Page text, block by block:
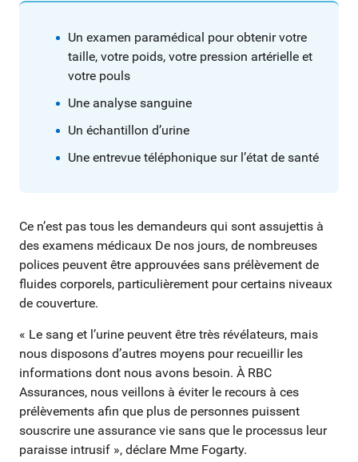
Un examen paramédical pour obtenir votre
taille, votre poids, votre pression artérielle et
votre pouls
Une analyse sanguine
Un échantillon d’urine
Une entrevue téléphonique sur l’état de santé
Ce n’est pas tous les demandeurs qui sont assujettis à
des examens médicaux De nos jours, de nombreuses
polices peuvent être approuvées sans prélèvement de
fluides corporels, particulièrement pour certains niveaux
de couverture.
« Le sang et l’urine peuvent être très révélateurs, mais
nous disposons d’autres moyens pour recueillir les
informations dont nous avons besoin. À RBC
Assurances, nous veillons à éviter le recours à ces
prélèvements afin que plus de personnes puissent
souscrire une assurance vie sans que le processus leur
paraisse intrusif », déclare Mme Fogarty.